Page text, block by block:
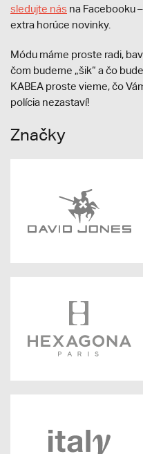
sledujte nás na Facebooku
extra horúce novinky.
Módu máme proste radi,
čom budeme „šik“ a čo
KABEA proste vieme, čo
polícia nezastaví!
Značky